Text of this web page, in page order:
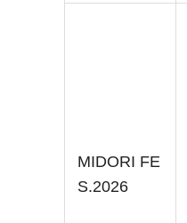
MIDORI FE
S.2026